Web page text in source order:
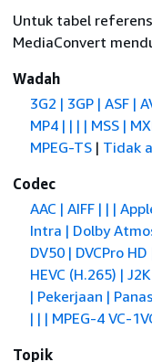
Untuk tabel
MediaConvert
Wadah
3G2 | 3GP | ASF |
MP4 | | | | MSS |
MPEG-TS | Tidak
Codec
AAC | AIFF | | |
Intra | Dolby
DV50 | DVCPro
HEVC (H.265) |
| Pekerjaan |
| | | MPEG-4 VC-
Topik